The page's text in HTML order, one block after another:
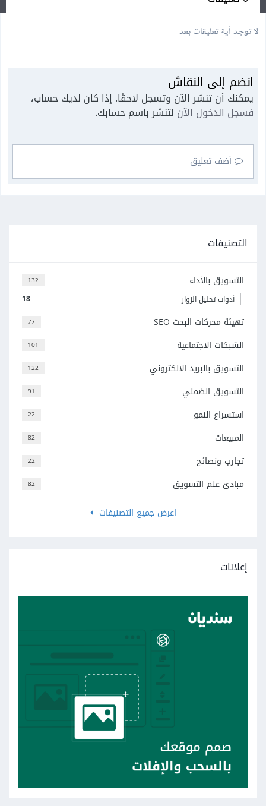
لا توجد أية تعليقات بعد
انضم إلى النقاش
يمكنك أن تنشر الآن وتسجل لاحقًا. إذا كان لديك حساب،
فسجل الدخول الآن لتنشر باسم حسابك.
أضف تعليق
التصنيفات
132 التسويق بالأداء
18 أدوات تحليل الزوار
77 تهيئة محركات البحث SEO
101 الشبكات الاجتماعية
122 التسويق بالبريد الالكتروني
91 التسويق الضمني
22 استسراع النمو
82 المبيعات
22 تجارب ونصائح
82
مبادئ علم التسويق
اعرض جميع التصنيفات
إعلانات